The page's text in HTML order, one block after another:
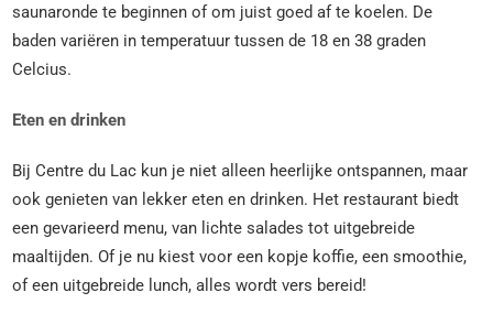
saunaronde te beginnen of om juist goed af te koelen. De
baden variëren in temperatuur tussen de 18 en 38 graden
Celcius.
Eten en drinken
Bij Centre du Lac kun je niet alleen heerlijke ontspannen, maar
ook genieten van lekker eten en drinken. Het restaurant biedt
een gevarieerd menu, van lichte salades tot uitgebreide
maaltijden. Of je nu kiest voor een kopje koffie, een smoothie,
of een uitgebreide lunch, alles wordt vers bereid!